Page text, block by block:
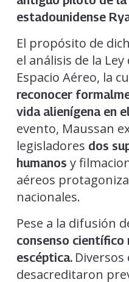
estadounidense
El propósito de
el análisis de la
Espacio Aéreo, la
reconocer
vida alienígena en
evento, Maussan
legisladores dos
humanos y
aéreos
nacionales.
Pese a la difusión
consenso científico
escéptica. Diversos
desacreditaron